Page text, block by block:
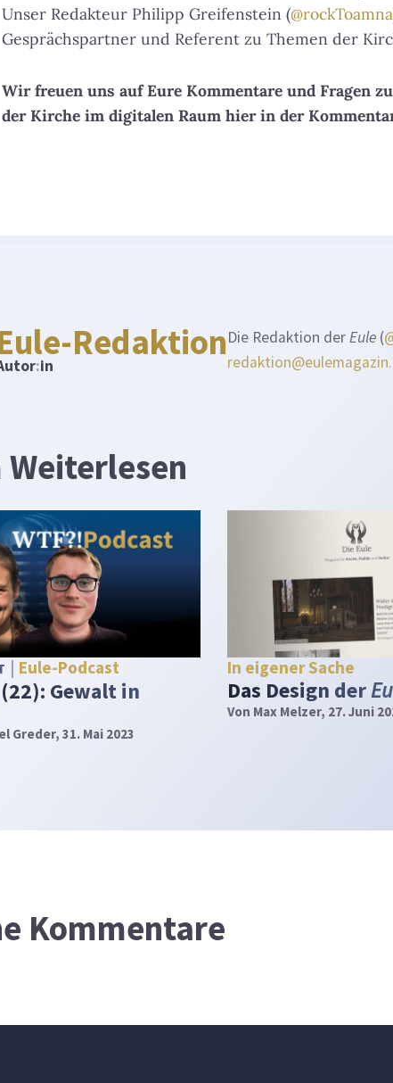
Unser Redakteur Philipp Greifenstein (@rockToamna
Gesprächspartner und Referent zu Themen der
Wir freuen uns auf Eure Kommentare und Fragen
der Kirche im digitalen Raum hier in der
Redaktion
:in
Die Redaktion derEule(
Weiterlesen
Eule-Podcast
Gewalt in
Greder, 31. Mai 2023
In eigener Sache
Das Design der
Von Max Melzer, 27. Juni
Kommentare